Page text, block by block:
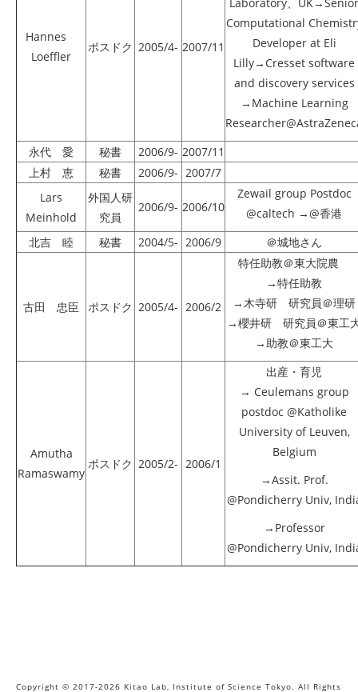
Hannes
Loeffler
ポスドク 2005/4- 2007/11
Computational
Developer at Eli
Lilly→Cresset software
and discovery services
→Machine Learning
永代 愛
秘書 2006/9- 2007/11
上村 恵
秘書 2006/9- 2007/7
Lars
Meinhold
外国人研
究員
2006/9- 2006/10
Zewail group Postdoc
@caltech →@香港
北吉 睦
秘書 2004/5- 2006/9 ＠城地さん
古田 忠臣 ポスドク 2005/4- 2006/2
特任助教＠東大院農
→特任助教
→木寺研 研究員＠理研
→櫻井研 研究員＠東工
→助教＠東工大
Amutha
Ramaswamy
ポスドク 2005/2- 2006/1
出産・育児
→ Ceulemans group
postdoc @Katholike
University of Leuven,
Belgium
→Assit. Prof.
@Pondicherry Univ,
→Professor
@Pondicherry Univ,
Copyright © 2017-2026 Kitao Lab, Institute of Science Tokyo. All Rights